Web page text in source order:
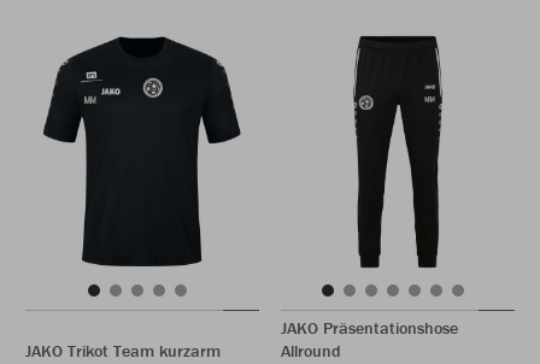
JAKO Trikot Team kurzarm
JAKO Präsentationshose
Allround